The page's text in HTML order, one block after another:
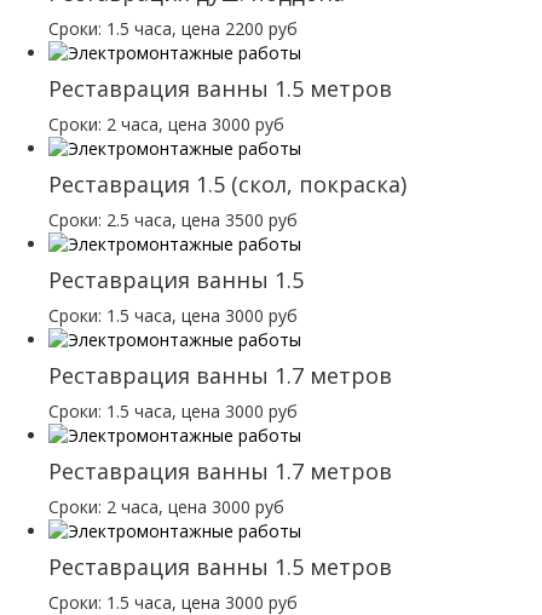
Сроки: 1.5 часа, цена 2200 руб
Реставрация ванны 1.5 метров
Сроки: 2 часа, цена 3000 руб
Реставрация 1.5 (скол, покраска)
Сроки: 2.5 часа, цена 3500 руб
Реставрация ванны 1.5
Сроки: 1.5 часа, цена 3000 руб
Реставрация ванны 1.7 метров
Сроки: 1.5 часа, цена 3000 руб
Реставрация ванны 1.7 метров
Сроки: 2 часа, цена 3000 руб
Реставрация ванны 1.5 метров
Сроки: 1.5 часа, цена 3000 руб